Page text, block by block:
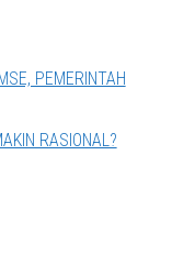
PEMERINTAH
RASIONAL?